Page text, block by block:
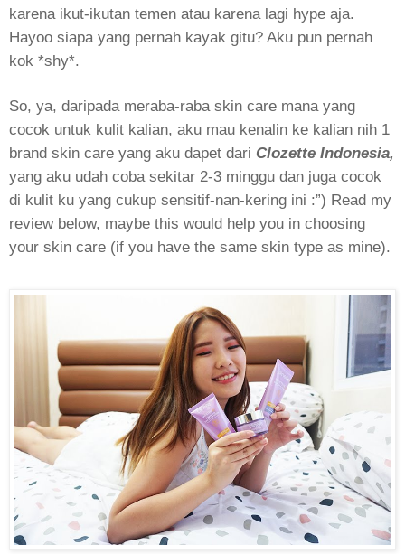
karena ikut-ikutan temen atau karena lagi hype aja.
Hayoo siapa yang pernah kayak gitu? Aku pun pernah
kok *shy*.
So, ya, daripada meraba-raba skin care mana yang
cocok untuk kulit kalian, aku mau kenalin ke kalian nih 1
brand skin care yang aku dapet dari Clozette Indonesia,
yang aku udah coba sekitar 2-3 minggu dan juga cocok
di kulit ku yang cukup sensitif-nan-kering ini :”) Read my
review below, maybe this would help you in choosing
your skin care (if you have the same skin type as mine).